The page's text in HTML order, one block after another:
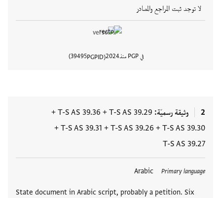
لا توجد ثبت المراجع والمصادر
في PGP منذ 2024
PGPID
39495
2 وثيقة رسميّة T-S AS 39.29
+
T-S AS 39.36
+
T-S AS 39.30
+
T-S AS 39.26
+
T-S AS 39.31
+
T-S AS 39.27
Primary language
Arabic
State document in Arabic script, probably a petition. Six
العلامات